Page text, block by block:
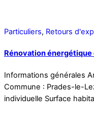
Particuliers, Retours
Rénovation énergétique
Informations générales
Commune : Prades-le-
individuelle Surface